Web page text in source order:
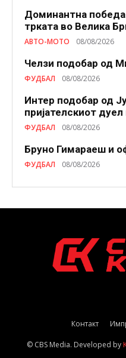
Доминантна
трката во Велика
АВТО-МОТО 08/08/2026
Челзи подобaр од
ФУДБАЛ 08/08/2026
Интер подобар од
пријателскиот
ФУДБАЛ 08/08/2026
Бруно Гимараеш и
ФУДБАЛ 08/08/2026
Контакт
© CBS Media. Developed by